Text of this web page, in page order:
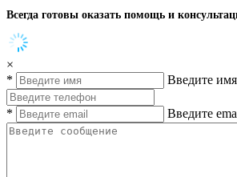
Всегда готовы оказать помощь и
×
*
Введите имя
* Введите